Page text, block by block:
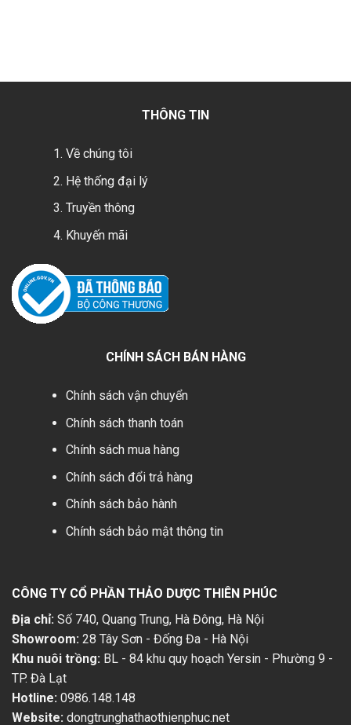
THÔNG TIN
Về chúng tôi
Hệ thống đại lý
Truyền thông
Khuyến mãi
CHÍNH SÁCH BÁN HÀNG
Chính sách vận chuyển
Chính sách thanh toán
Chính sách mua hàng
Chính sách đổi trả hàng
Chính sách bảo hành
Chính sách bảo mật thông tin
CÔNG TY CỔ PHẦN THẢO DƯỢC THIÊN PHÚC
Địa chỉ: Số 740, Quang Trung, Hà Đông, Hà Nội
Showroom: 28 Tây Sơn - Đống Đa - Hà Nội
Khu nuôi trồng: BL - 84 khu quy hoạch Yersin - Phường 9 -
TP. Đà Lạt
Hotline: 0986.148.148
Website: dongtrunghathaothienphuc.net